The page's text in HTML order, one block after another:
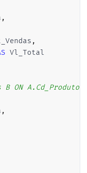
,
,
Vl_Total
B ON A.Cd_Produto
,